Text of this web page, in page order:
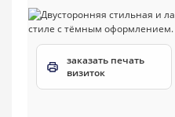
заказать печать
визиток